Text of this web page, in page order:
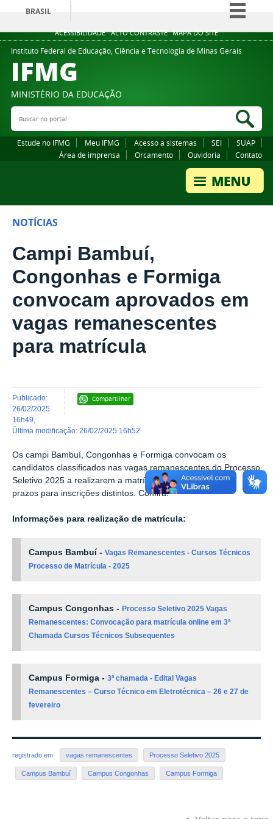
ACESSIBILIDADE ALTO CONTRASTE MAPA DO SITE
BRASIL
Simplifique!
Comunica BR
Legislação
Instituto Federal de Educação, Ciência e Tecnologia de Minas Gerais
IFMG
MINISTÉRIO DA EDUCAÇÃO
Buscar no portal
Estude no IFMG Meu IFMG Acesso a sistemas SEI
SUAP
Área de imprensa
Orcamento Ouvidoria Contato
NOTÍCIAS
Campi Bambuí,
Congonhas e Formiga
convocam aprovados em
vagas remanescentes
para matrícula
Compartilhar
publicado:
26/02/2025
16h49
última modificação: 26/02/2025 16h52
Os campi Bambuí, Congonhas e Formiga convocam os
candidatos classificados nas vagas remanescentes do Processo
Seletivo 2025 a realizarem a matrícula. Cada unidade tem
prazos para inscrições distintos. Confira.
Informações para realização de matrícula:
Campus Bambuí -Vagas Remanescentes - Cursos Técnicos
Processo de Matrícula - 2025
Campus Congonhas -Processo Seletivo 2025 Vagas
Remanescentes: Convocação para matrícula online em 3ª
Chamada Cursos Técnicos Subsequentes
Campus Formiga -3ª chamada - Edital Vagas
Remanescentes – Curso Técnico em Eletrotécnica – 26 e 27 de
fevereiro
registrado em: vagas remanescentes Processo Seletivo 2025
Campus Bambuí Campus Congonhas Campus Formiga